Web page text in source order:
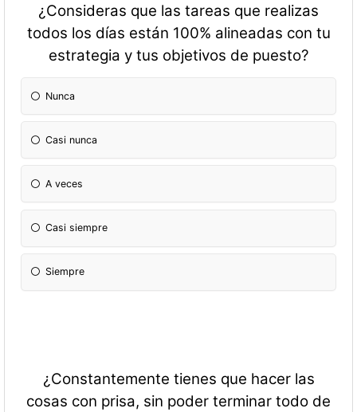
¿Consideras que las tareas que realizas
todos los días están 100% alineadas con tu
estrategia y tus objetivos de puesto?
Nunca
Casi nunca
A veces
Casi siempre
Siempre
¿Constantemente tienes que hacer las
cosas con prisa, sin poder terminar todo de